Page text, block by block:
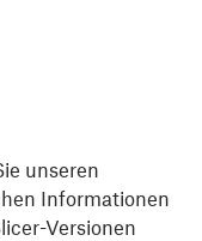
unseren
Informationen
Versionen